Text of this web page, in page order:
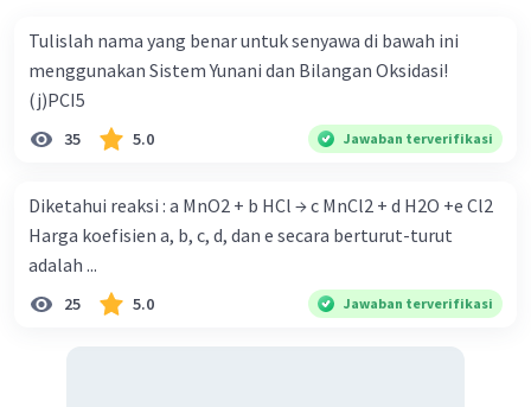
Tulislah nama yang benar untuk senyawa di bawah ini
menggunakan Sistem Yunani dan Bilangan Oksidasi!
(j)PCI5
35 5.0 Jawaban terverifikasi
Diketahui reaksi : a MnO2 + b HCl → c MnCl2 + d H2O +e Cl2
Harga koefisien a, b, c, d, dan e secara berturut-turut
adalah ...
25 5.0 Jawaban terverifikasi